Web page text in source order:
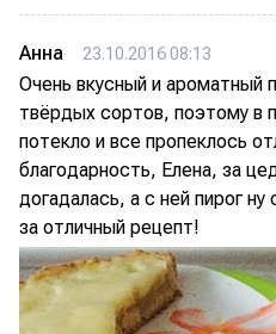
Анна 23.10.2016 08:13
Очень вкусный и ароматный
твёрдых сортов, поэтому в
потекло и все пропеклось
благодарность, Елена, за
догадалась, а с ней пирог
за отличный рецепт!